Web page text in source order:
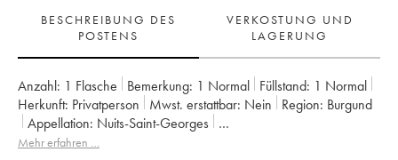
BESCHREIBUNG DES
POSTENS
VERKOSTUNG UND
LAGERUNG
Anzahl: 1 Flasche Bemerkung: 1 Normal Füllstand: 1 Normal
Herkunft:
privatperson Mwst. erstattbar: nein Region:
Burgund
Appellation:
Nuits-Saint-Georges
Eigentümer:
Arnoux-Lachaux (Domaine)
Mehr erfahren …